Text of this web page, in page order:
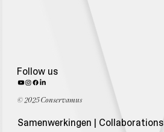
Samenwerkingen | Collaborations
Follow us
© 2025 Conservamus